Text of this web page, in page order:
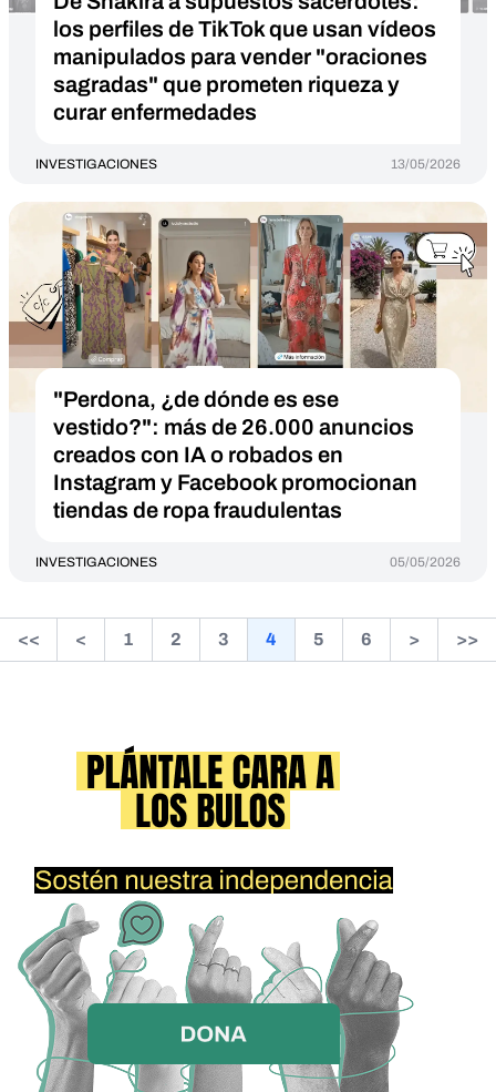
los perfiles de TikTok que usan vídeos
manipulados para vender "oraciones
sagradas" que prometen riqueza y
curar enfermedades
INVESTIGACIONES 13/05/2026
"Perdona, ¿de dónde es ese
vestido?": más de 26.000 anuncios
creados con IA o robados en
Instagram y Facebook promocionan
tiendas de ropa fraudulentas
INVESTIGACIONES 05/05/2026
<< < 1 2 3 4 5 6 > >>